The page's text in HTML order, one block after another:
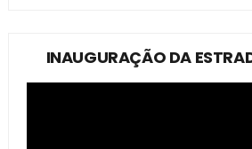
INAUGURAÇÃO DA